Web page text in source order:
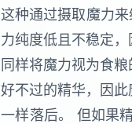
这种通过摄取魔力
力纯度低且不稳定
同样将魔力视为食
好不过的精华，因
一样落后。 但如果